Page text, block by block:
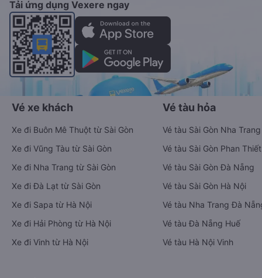
Tải ứng dụng Vexere ngay
Vé xe khách
Xe đi Buôn Mê Thuột từ Sài Gòn
Xe đi Vũng Tàu từ Sài Gòn
Xe đi Nha Trang từ Sài Gòn
Xe đi Đà Lạt từ Sài Gòn
Xe đi Sapa từ Hà Nội
Xe đi Hải Phòng từ Hà Nội
Xe đi Vinh từ Hà Nội
Vé tàu hỏa
Vé tàu Sài Gòn Nha Trang
Vé tàu Sài Gòn Phan Thiết
Vé tàu Sài Gòn Đà Nẵng
Vé tàu Sài Gòn Hà Nội
Vé tàu Nha Trang Đà
Vé tàu Đà Nẵng Huế
Vé tàu Hà Nội Vinh